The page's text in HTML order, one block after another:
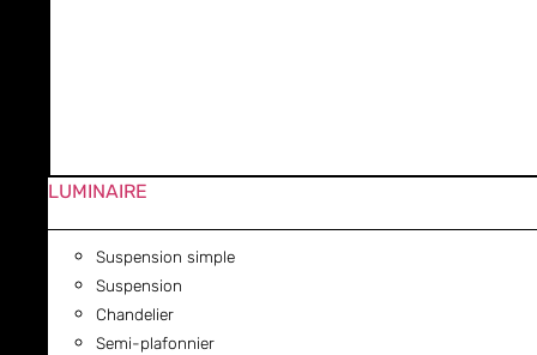
LUMINAIRE
Suspension simple
Suspension
Chandelier
Semi-plafonnier